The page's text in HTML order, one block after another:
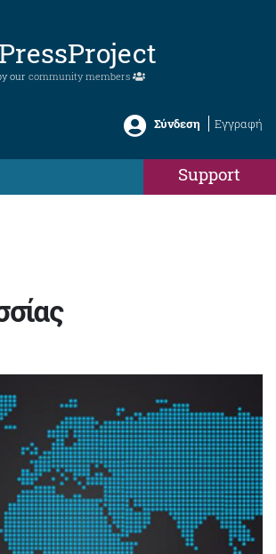
our community members
Σύνδεση Εγγραφή
Support